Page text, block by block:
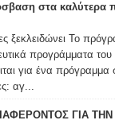
στα καλύτερα
ξεκλειδώνει Το
προγράμματα
για ένα
αγ...
ΓΙΑ